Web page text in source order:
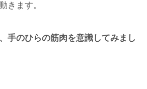
きます。
手のひらの筋肉を意識してみまし